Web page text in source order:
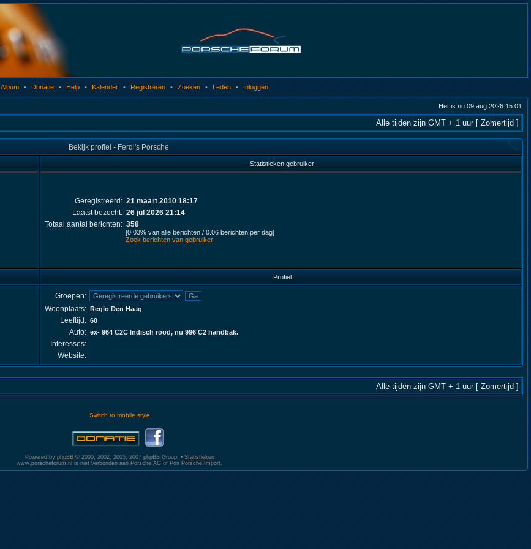
Album • Donatie • Help • Kalender • Registreren • Zoeken • Leden • Inloggen
Het is nu 09 aug 2026 15:01
Alle tijden zijn GMT + 1 uur [ Zomertijd ]
Bekijk profiel - Ferdi's Porsche
Statistieken gebruiker
Geregistreerd: 21 maart 2010 18:17
Laatst bezocht: 26 jul 2026 21:14
Totaal aantal berichten: 358
[0.03% van alle berichten / 0.06 berichten per dag]
Zoek berichten van gebruiker
Profiel
Groepen:
Woonplaats: Regio Den Haag
Leeftijd: 60
Auto: ex- 964 C2C Indisch rood, nu 996 C2 handbak.
Interesses:
Website:
Alle tijden zijn GMT + 1 uur [ Zomertijd ]
Switch to mobile style
Powered by phpBB© 2000, 2002, 2005, 2007 phpBB Group. • Statistieken
www.porscheforum.nl is niet verbonden aan Porsche AG of Pon Porsche Import.